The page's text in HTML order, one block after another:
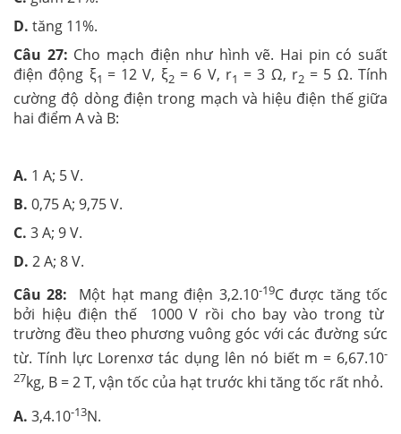
D. tăng 11%.
Câu 27: Cho mạch điện như hình vẽ. Hai pin có suất
điện động ξ1 = 12 V, ξ2= 6 V, r1 = 3 Ω, r2= 5 Ω. Tính
cường độ dòng điện trong mạch và hiệu điện thế giữa
hai điểm A và B:
A. 1 A; 5 V.
B. 0,75 A; 9,75 V.
C. 3 A; 9 V.
D. 2 A; 8 V.
Câu 28: Một hạt mang điện 3,2.10-19C được tăng tốc
bởi hiệu điện thế 1000 V rồi cho bay vào trong từ
trường đều theo phương vuông góc với các đường sức
từ. Tính lực Lorenxơ tác dụng lên nó biết m = 6,67.10-
27kg, B = 2 T, vận tốc của hạt trước khi tăng tốc rất nhỏ.
A. 3,4.10-13N.